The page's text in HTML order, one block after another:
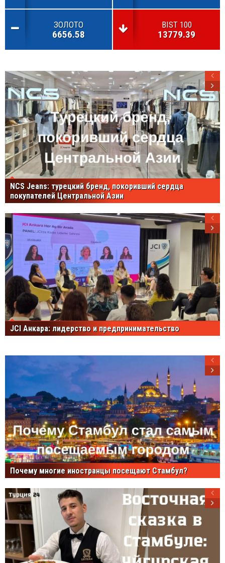
ЗОЛОТО
6656.58
BIST 100
13779.39
NCS Jeans: турецкий бренд, покоривший сердца
покупателей Центральной Азии
JCI Анкара: лидерство и предпринимательство
Почему многие иностранцы посещают Стамбул?